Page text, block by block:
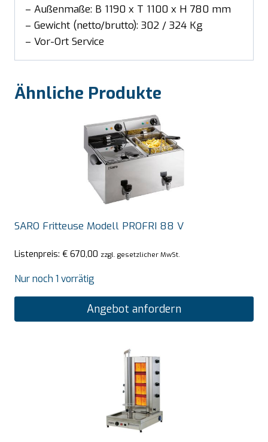
– Außenmaße: B 1190 x T 1100 x H 780 mm
– Gewicht (netto/brutto): 302 / 324 Kg
– Vor-Ort Service
Ähnliche Produkte
SARO Fritteuse Modell PROFRI 88 V
Listenpreis: € 670,00 zzgl. gesetzlicher MwSt.
Nur noch 1 vorrätig
Angebot anfordern